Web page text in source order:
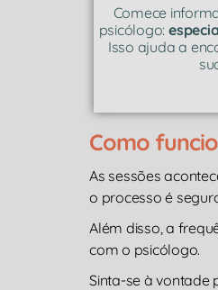
Comece
psicólogo:
Isso ajuda a
Como
As sessões
o processo é
Além disso, a
com o psicólogo.
Sinta-se à vontade